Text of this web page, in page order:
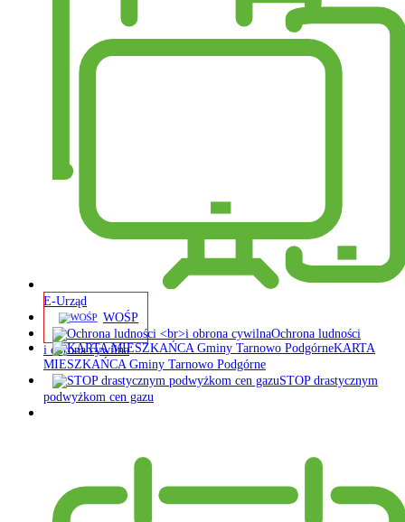
E-Urząd
WOŚP
Ochrona ludności
i obrona cywilna
KARTA
MIESZKAŃCA Gminy Tarnowo Podgórne
STOP drastycznym
podwyżkom cen gazu